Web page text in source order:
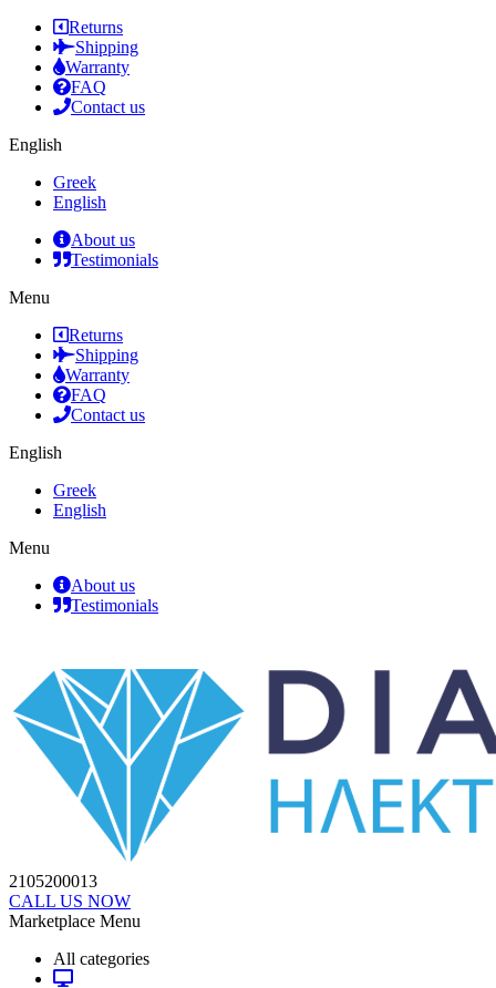
Returns
Shipping
Warranty
FAQ
Contact us
English
Greek
English
About us
Testimonials
Menu
Returns
Shipping
Warranty
FAQ
Contact us
English
Greek
English
Menu
About us
Testimonials
2105200013
CALL US NOW
Marketplace Menu
All categories